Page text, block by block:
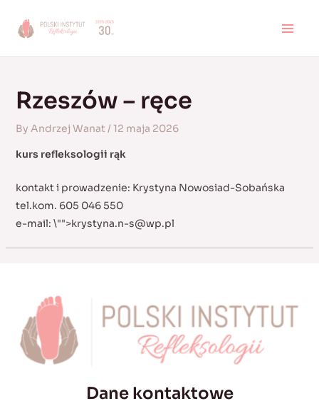
Rzeszów – ręce
By Andrzej Wanat/12 maja 2026
kurs refleksologii rąk
kontakt i prowadzenie: Krystyna Nowosiad-Sobańska
tel.kom. 605 046 550
e-mail: \"">krystyna.n-s@wp.pl
Dane kontaktowe